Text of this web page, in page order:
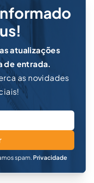
atualizações
de entrada.
as novidades
spam. Privacidade